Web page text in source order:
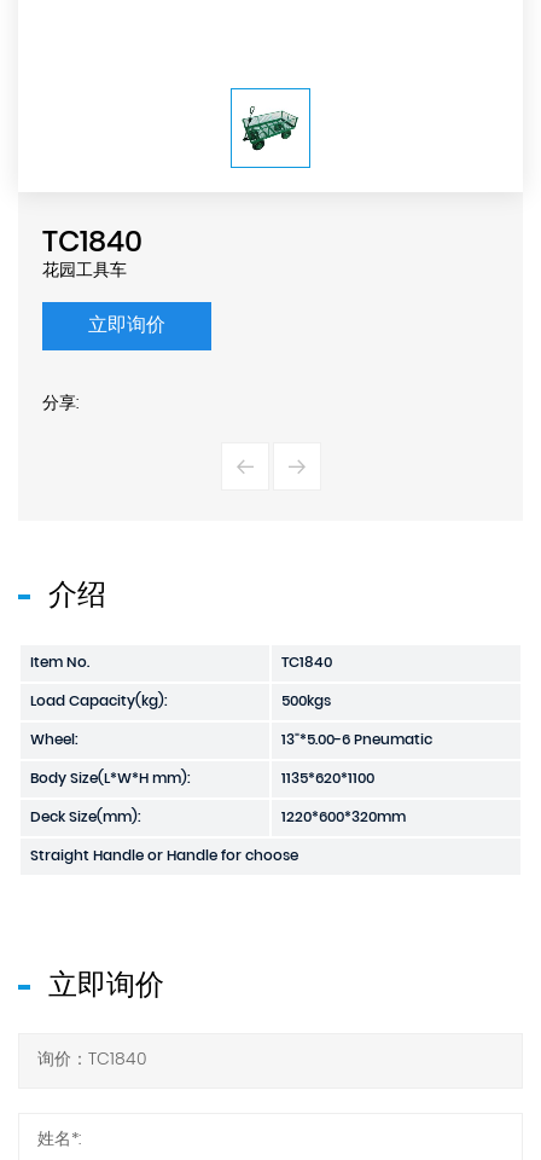
TC1840
花园工具车
立即询价
分享:
介绍
Item No.
TC1840
Load Capacity(kg):
500kgs
Wheel:
13"*5.00-6 Pneumatic
Body Size(L*W*H mm):
1135*620*1100
Deck Size(mm):
1220*600*320mm
Straight Handle or Handle for choose
立即询价